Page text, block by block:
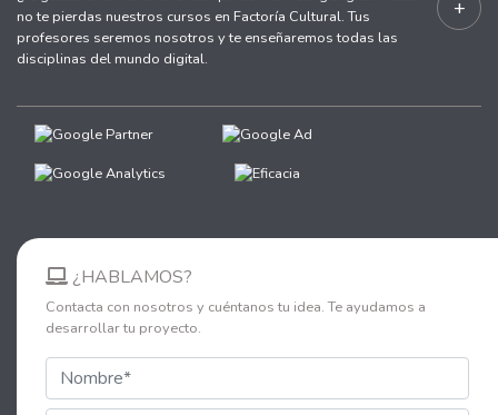
no te pierdas nuestros cursos en Factoría Cultural. Tus
profesores seremos nosotros y te enseñaremos todas las
disciplinas del mundo digital.
+
¿HABLAMOS?
Contacta con nosotros y cuéntanos tu idea. Te ayudamos a
desarrollar tu proyecto.